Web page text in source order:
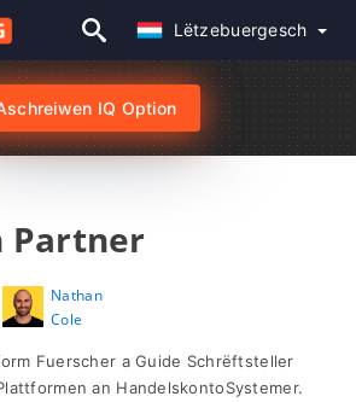
Lëtzebuergesch
IQ Option
Partner
Nathan
Cole
Fuerscher a Guide Schrëftsteller
an HandelskontoSystemer.